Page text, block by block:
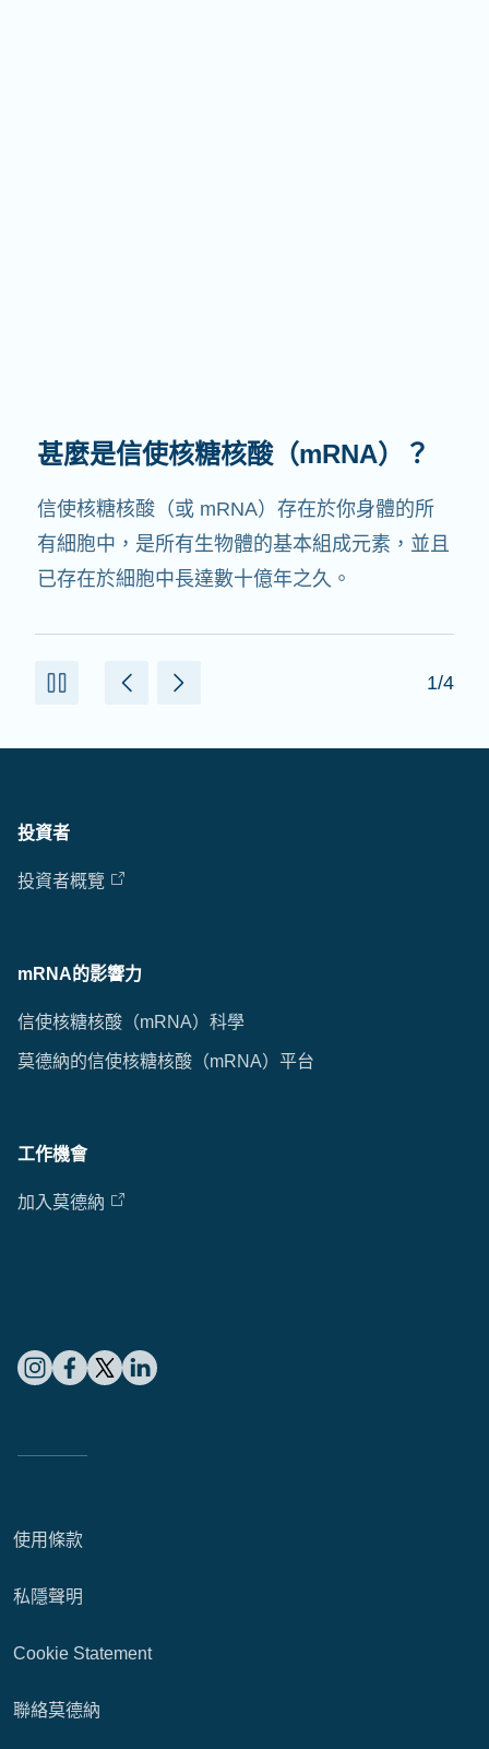
甚麼是信使核糖核酸（mRNA）？
信使核糖核酸（或 mRNA）存在於你身體的所
有細胞中，是所有生物體的基本組成元素，並且
已存在於細胞中長達數十億年之久。
1/4
投資者
投資者概覽
mRNA的影響力
信使核糖核酸（mRNA）科學
莫德納的信使核糖核酸（mRNA）平台
工作機會
加入莫德納
使用條款
私隱聲明
Cookie Statement
聯絡莫德納